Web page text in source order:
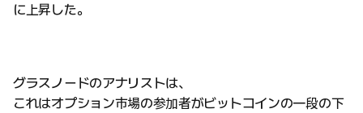
に上昇した。
グラスノードのアナリストは、
これはオプション市場の参加者がビットコインの一段の下